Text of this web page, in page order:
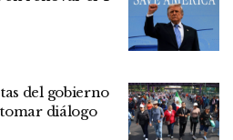
del gobierno
diálogo